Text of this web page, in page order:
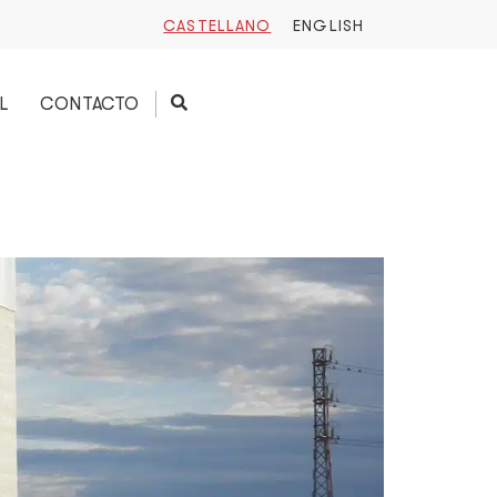
CASTELLANO ENGLISH
CONTACTO